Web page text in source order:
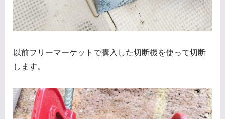
以前フリーマーケットで購入した切断機を使って切断
します。